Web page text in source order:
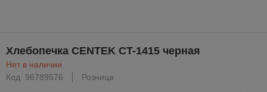
Хлебопечка CENTEK CT-1415 черная
Нет в наличии
Код: 96789576
Розница